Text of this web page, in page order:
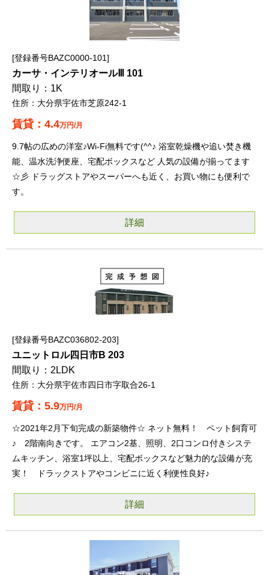
登録番号BAZC0000-101
カーサ・インテリオールⅢ 101
1K
大分県宇佐市芝原242-1
4.4万円/月
9.7帖の広めの洋室♪Wi-Fi無料です(^^♪ 浴室乾燥機や追い焚き機
能、温水洗浄便座、宅配ボックスなど 人気の設備が揃ってます
☆彡 ドラッグストアやスーパーへも近く、お買い物にも便利で
す。
詳細
登録番号BAZC036802-203
ユニットロル四日市B 203
2LDK
大分県宇佐市四日市字取合26-1
5.9万円/月
☆2021年2月下旬完成の新築物件☆ ネット無料！ ペット飼育可
♪ 2階南向きです。 エアコン2基、照明、2口コンロ付きシステ
ムキッチン、浴室1坪以上、宅配ボックスなど魅力的な設備が充
実！ ドラックストアやコンビニに近く利便性良好♪
詳細